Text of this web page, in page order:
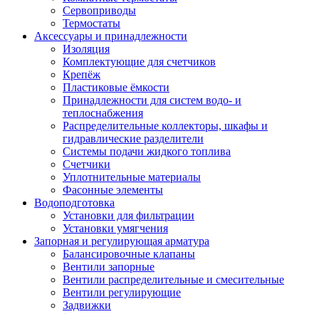
Сервоприводы
Термостаты
Аксессуары и принадлежности
Изоляция
Комплектующие для счетчиков
Крепёж
Пластиковые ёмкости
Принадлежности для систем водо- и
теплоснабжения
Распределительные коллекторы, шкафы и
гидравлические разделители
Системы подачи жидкого топлива
Счетчики
Уплотнительные материалы
Фасонные элементы
Водоподготовка
Установки для фильтрации
Установки умягчения
Запорная и регулирующая арматура
Балансировочные клапаны
Вентили запорные
Вентили распределительные и смесительные
Вентили регулирующие
Задвижки